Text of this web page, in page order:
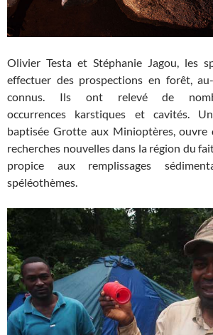
Olivier Testa et Stéphanie Jagou, les
effectuer des prospections en forêt,
connus. Ils ont relevé de
occurrences karstiques et cavités.
baptisée Grotte aux Minioptères, ouvre
recherches nouvelles dans la région du
propice aux remplissages
spéléothèmes.